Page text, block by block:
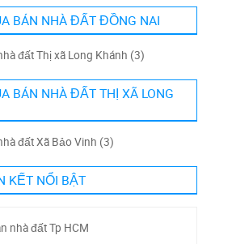
BÁN NHÀ ĐẤT ĐỒNG NAI
đất Thị xã Long Khánh (3)
BÁN NHÀ ĐẤT THỊ XÃ LONG
đất Xã Bảo Vinh (3)
KẾT NỔI BẬT
nhà đất Tp HCM